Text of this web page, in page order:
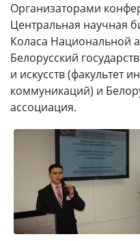
Организаторами
Центральная научная
Коласа Национальной
Белорусский
и искусств (факультет
коммуникаций) и
ассоциация.